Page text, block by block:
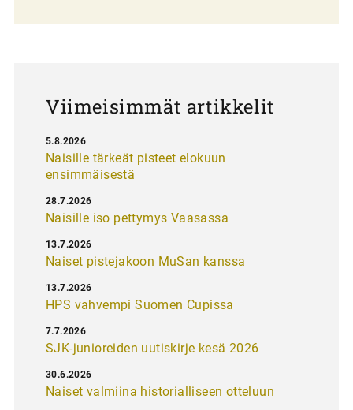
Viimeisimmät artikkelit
Naisille tärkeät pisteet elokuun
ensimmäisestä
5.8.2026
Naisille iso pettymys Vaasassa
28.7.2026
Naiset pistejakoon MuSan kanssa
13.7.2026
HPS vahvempi Suomen Cupissa
13.7.2026
SJK-junioreiden uutiskirje kesä 2026
7.7.2026
Naiset valmiina historialliseen otteluun
30.6.2026